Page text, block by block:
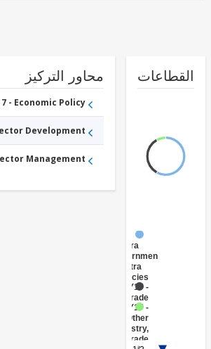
FY17 -
Central
Government
(Central
Agencies
)
محاور التركيز
FY17 - Economic Policy
Sector Development
Sector Management